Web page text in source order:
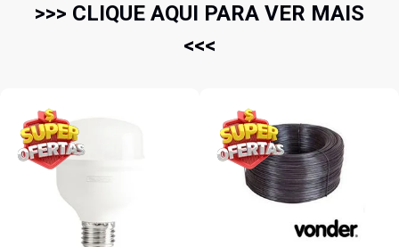
>>> CLIQUE AQUI PARA VER MAIS
<<<